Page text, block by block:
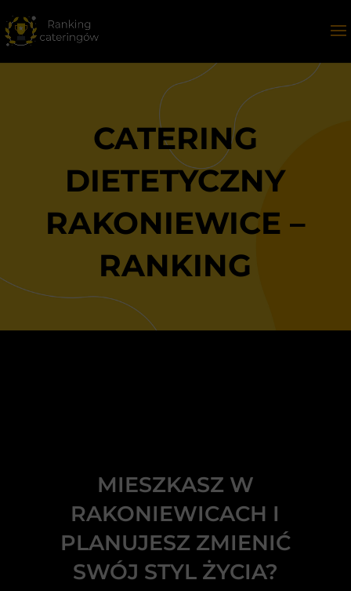
CATERING
DIETETYCZNY
RAKONIEWICE –
RANKING
MIESZKASZ W
RAKONIEWICACH I
PLANUJESZ ZMIENIĆ
SWÓJ STYL ŻYCIA?